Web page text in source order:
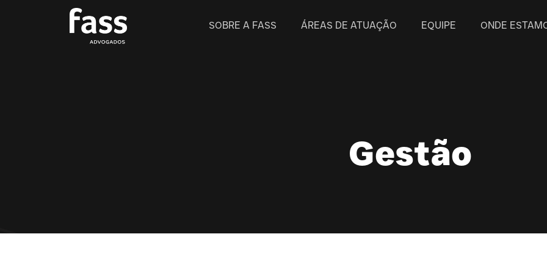
SOBRE A FASS ÁREAS DE ATUAÇÃO EQUIPE ONDE
Gestão